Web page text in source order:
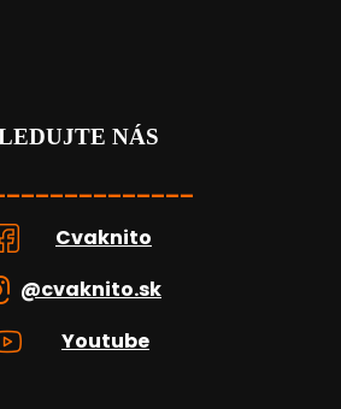
NÁS
Cvaknito
@cvaknito.sk
Youtube